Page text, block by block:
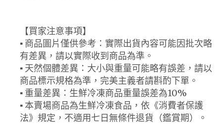
【買家注意事項】
▪ 商品圖片僅供參考：實際出貨內容可能因批次略
有差異，請以實際收到商品為準。
▪ 天然個體差異：大小與重量可能略有誤差，請以
商品標示規格為準，完美主義者請斟酌下單。
▪ 重量差異：生鮮冷凍商品重量誤差為10%
▪ 本賣場商品為生鮮冷凍食品，依《消費者保護
法》規定，不適用七日無條件退貨（鑑賞期）。